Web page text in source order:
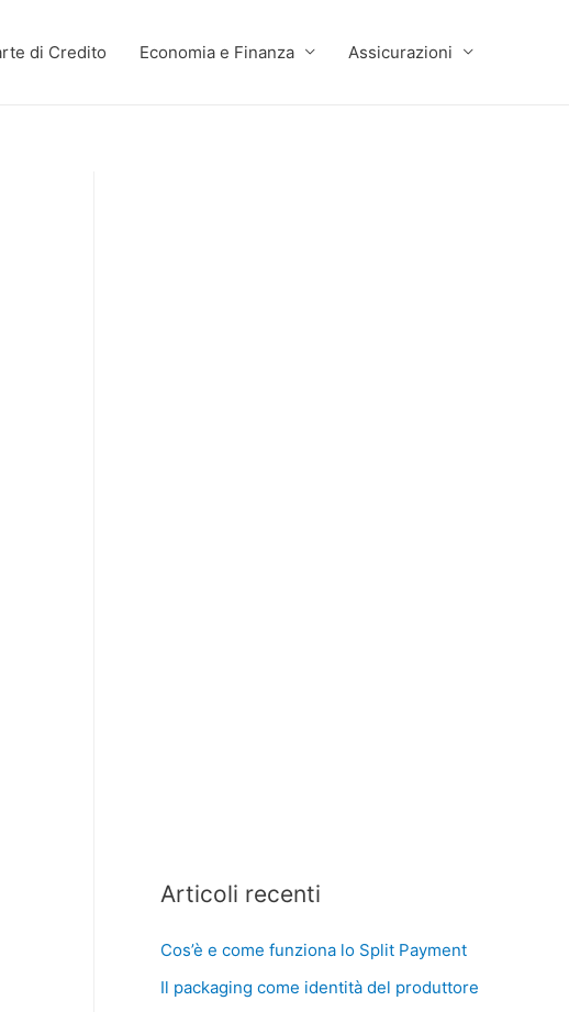
di Credito Economia e Finanza Assicurazioni
Articoli recenti
Cos’è e come funziona lo Split Payment
Il packaging come identità del produttore